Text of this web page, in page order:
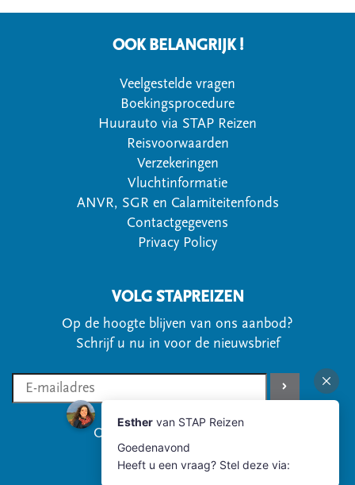
OOK BELANGRIJK !
Veelgestelde vragen
Boekingsprocedure
Huurauto via STAP Reizen
Reisvoorwaarden
Verzekeringen
Vluchtinformatie
ANVR, SGR en Calamiteitenfonds
Contactgegevens
Privacy Policy
VOLG STAPREIZEN
Op de hoogte blijven van ons aanbod?
Schrijf u nu in voor de nieuwsbrief
Of volg ons via social media